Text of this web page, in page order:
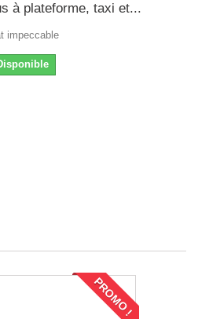
à plateforme, taxi et...
impeccable
PROMO !